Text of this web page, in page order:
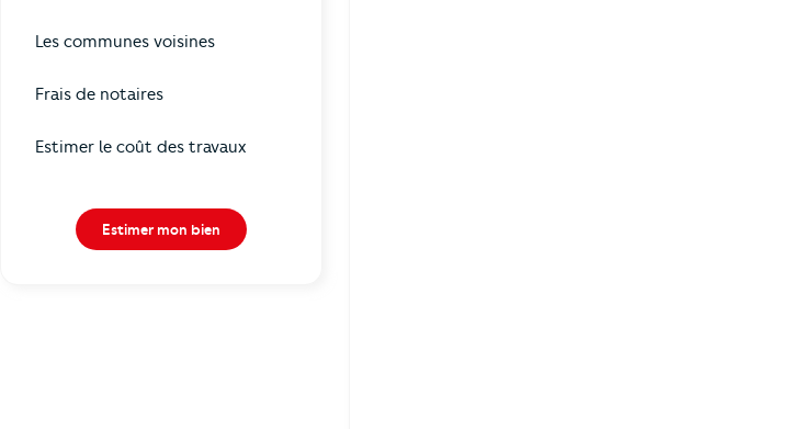
Les communes voisines
Frais de notaires
Estimer le coût des travaux
Estimer mon bien